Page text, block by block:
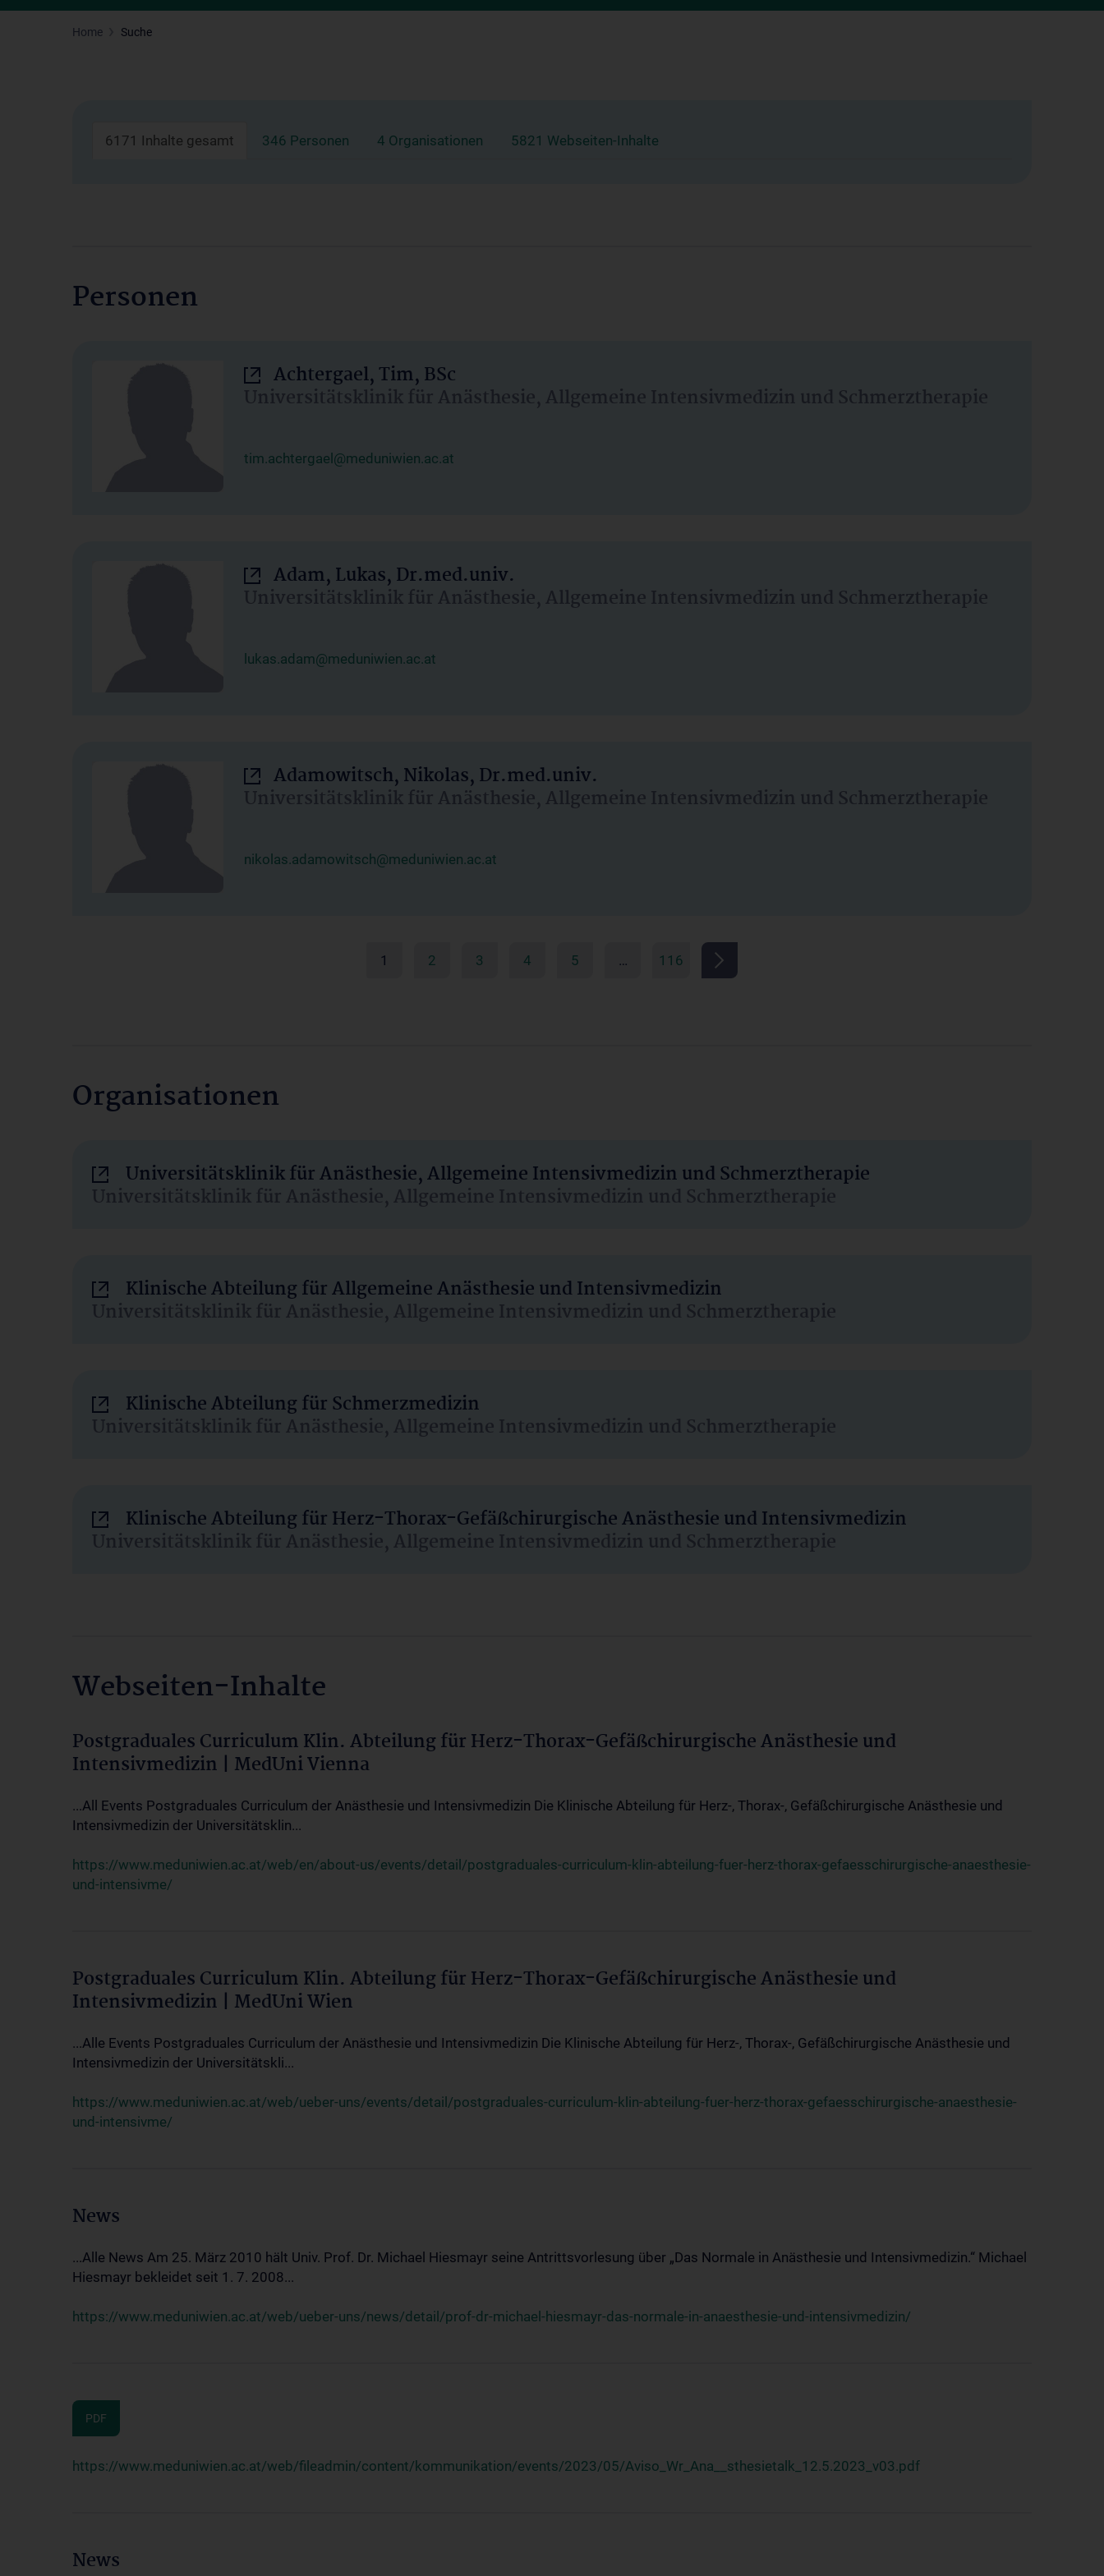
Home Suche
6171 Inhalte gesamt 346 Personen 4 Organisationen 5821 Webseiten-Inhalte
Personen
Achtergael, Tim, BSc
Universitätsklinik für Anästhesie, Allgemeine Intensivmedizin und Schmerztherapie
tim.achtergael@meduniwien.ac.at
Adam, Lukas, Dr.med.univ.
Universitätsklinik für Anästhesie, Allgemeine Intensivmedizin und Schmerztherapie
lukas.adam@meduniwien.ac.at
Adamowitsch, Nikolas, Dr.med.univ.
Universitätsklinik für Anästhesie, Allgemeine Intensivmedizin und Schmerztherapie
nikolas.adamowitsch@meduniwien.ac.at
1 2 3 4 5 … 116
Organisationen
Universitätsklinik für Anästhesie, Allgemeine Intensivmedizin und Schmerztherapie
Universitätsklinik für Anästhesie, Allgemeine Intensivmedizin und Schmerztherapie
Klinische Abteilung für Allgemeine Anästhesie und Intensivmedizin
Universitätsklinik für Anästhesie, Allgemeine Intensivmedizin und Schmerztherapie
Klinische Abteilung für Schmerzmedizin
Universitätsklinik für Anästhesie, Allgemeine Intensivmedizin und Schmerztherapie
Klinische Abteilung für Herz-Thorax-Gefäßchirurgische Anästhesie und Intensivmedizin
Universitätsklinik für Anästhesie, Allgemeine Intensivmedizin und Schmerztherapie
Webseiten-Inhalte
Postgraduales Curriculum Klin. Abteilung für Herz-Thorax-Gefäßchirurgische Anästhesie und
Intensivmedizin | MedUni Vienna
...All Events Postgraduales Curriculum der Anästhesie und Intensivmedizin Die Klinische Abteilung für Herz-, Thorax-, Gefäßchirurgische Anästhesie und
Intensivmedizin der Universitätsklin...
https://www.meduniwien.ac.at/web/en/about-us/events/detail/postgraduales-curriculum-klin-abteilung-fuer-herz-thorax-gefaesschirurgische-anaesthesie-
und-intensivme/
Postgraduales Curriculum Klin. Abteilung für Herz-Thorax-Gefäßchirurgische Anästhesie und
Intensivmedizin | MedUni Wien
...Alle Events Postgraduales Curriculum der Anästhesie und Intensivmedizin Die Klinische Abteilung für Herz-, Thorax-, Gefäßchirurgische Anästhesie und
Intensivmedizin der Universitätskli...
https://www.meduniwien.ac.at/web/ueber-uns/events/detail/postgraduales-curriculum-klin-abteilung-fuer-herz-thorax-gefaesschirurgische-anaesthesie-
und-intensivme/
News
...Alle News Am 25. März 2010 hält Univ. Prof. Dr. Michael Hiesmayr seine Antrittsvorlesung über „Das Normale in Anästhesie und Intensivmedizin.“ Michael
Hiesmayr bekleidet seit 1. 7. 2008...
https://www.meduniwien.ac.at/web/ueber-uns/news/detail/prof-dr-michael-hiesmayr-das-normale-in-anaesthesie-und-intensivmedizin/
PDF
https://www.meduniwien.ac.at/web/fileadmin/content/kommunikation/events/2023/05/Aviso_Wr_Ana__sthesietalk_12.5.2023_v03.pdf
News